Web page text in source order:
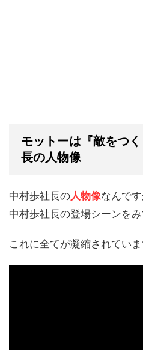
モットーは『敵をつ
長の人物像
中村歩社長の人物像なんで
中村歩社長の登場シーンをみ
これに全てが凝縮されていま